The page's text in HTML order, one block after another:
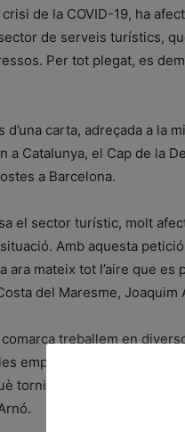
crisi de la COVID-19, ha
de serveis turístics,
Per tot plegat, es
d’una carta, adreçada a la
a Catalunya, el Cap de la
a Barcelona.
el sector turístic, molt
Amb aquesta
ara mateix tot l’aire que
del Maresme, Joaquim
treballem en
empreses en tot el que
torni a ser un punt de